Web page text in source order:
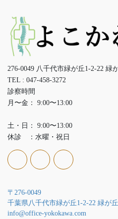
276-0049 八千代市緑が丘1-2-22 緑
TEL : 047-458-3272
診察時間
月〜金： 9:00〜13:00
土・日： 9:00〜13:00
休診 ：水曜・祝日
〒276-0049
千葉県八千代市緑が丘1-2-22 緑が
info@office-yokokawa.com